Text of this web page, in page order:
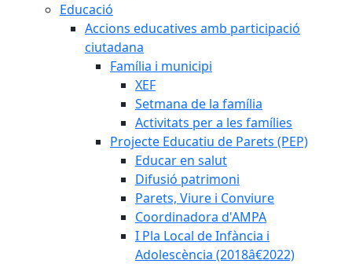
Educació
Accions educatives amb participació
ciutadana
Família i municipi
XEF
Setmana de la família
Activitats per a les famílies
Projecte Educatiu de Parets (PEP)
Educar en salut
Difusió patrimoni
Parets, Viure i Conviure
Coordinadora d'AMPA
I Pla Local de Infància i
Adolescència (2018â€2022)